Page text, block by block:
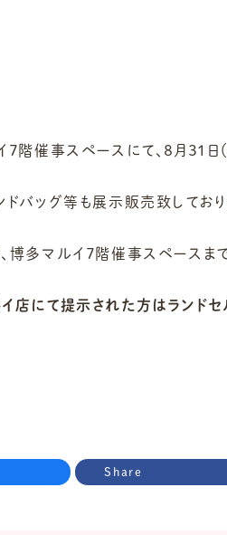
７階催事スペースにて、８月３１
ドバッグ等も展示販売致しており
博多マルイ７階催事スペースま
店にて提示された方はランドセ
Share